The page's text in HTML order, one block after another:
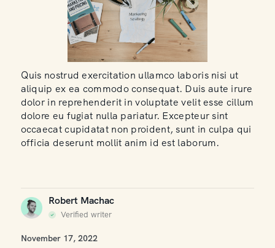
Quis nostrud exercitation ullamco laboris nisi ut
aliquip ex ea commodo consequat. Duis aute irure
dolor in reprehenderit in voluptate velit esse cillum
dolore eu fugiat nulla pariatur. Excepteur sint
occaecat cupidatat non proident, sunt in culpa qui
officia deserunt mollit anim id est laborum.
Robert Machac
Verified writer
November 17, 2022